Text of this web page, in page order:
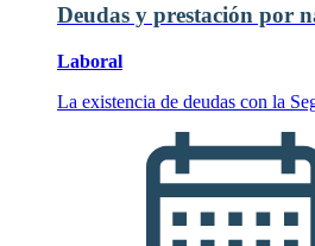
Deudas y prestación por
Laboral
La existencia de deudas con la